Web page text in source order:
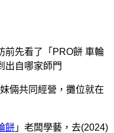
前先看了「PRO餅 車輪
出自哪家師門
倆共同經營，攤位就在
餅 」老闆學藝，去(2024)